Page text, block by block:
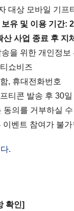
대상 모바일 기프
유 및 이용 기간:
산 사업 종료 후 지
을 위한 개인정보
쇼비즈
, 휴대전화번호
티콘 발송 후 30
동의를 거부하실
이벤트 참여가 불
.
확인]